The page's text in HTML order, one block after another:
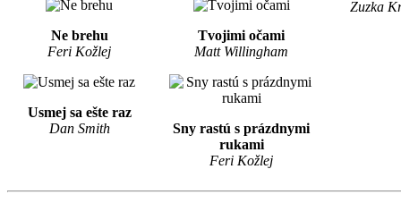
Ne brehu
Feri Kožlej
Usmej sa ešte raz
Dan Smith
Tvojimi očami
Matt Willingham
Sny rastú s prázdnymi
rukami
Feri Kožlej
Zuzka